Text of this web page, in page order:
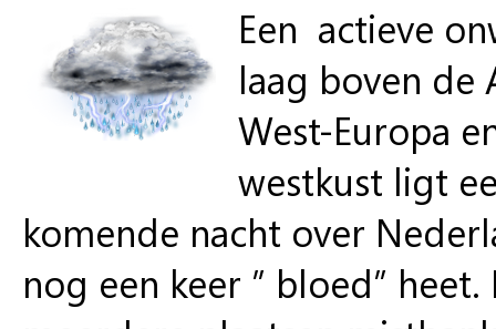
Een actieve
laag boven de
West-Europa
westkust ligt
komende nacht over
nog een keer ” bloed”